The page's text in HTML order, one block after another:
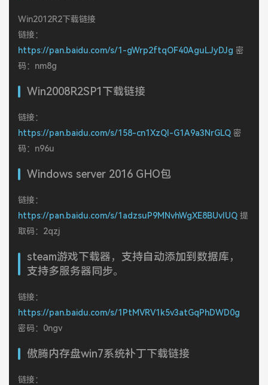
Win2012R2下载链接
链接：
https://pan.baidu.com/s/1-gWrp2ftqOF40AguLJyDJg 密
码：nm8g
Win2008R2SP1下载链接
链接：
https://pan.baidu.com/s/158-cn1XzQl-G1A9a3NrGLQ 密
码：n96u
Windows server 2016 GHO包
链接：
https://pan.baidu.com/s/1adzsuP9MNvhWgXE8BUvIUQ 提
取码：2qzj
steam游戏下载器，支持自动添加到数据库，
支持多服务器同步。
链接：
https://pan.baidu.com/s/1PtMVRV1k5v3atGqPhDWD0g
密码：0ngv
傲腾内存盘win7系统补丁下载链接
链接：